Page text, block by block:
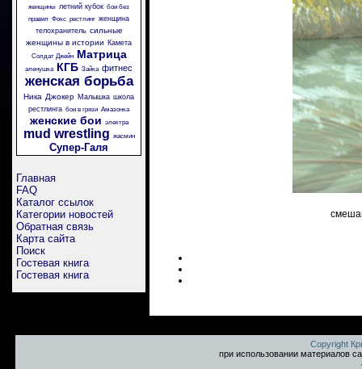
женщины летний кубок бои без
правил Фокс рестлинг женщина
телохранитель сильные
женщины в истории Камета
Солдат Джейн Матрица
аленушка КГБ Зайка фитнес
женская борьба
Ника Джокер Малышка школа
рестлинга бои в грязи Амазонка
женские бои электра
mud wrestling жасмин
Супер-Галя
Главная
FAQ
Каталог ссылок
Категории новостей
Обратная связь
Карта сайта
Поиск
Гостевая книга
Гостевая книга
Copyright
при использовании материалов